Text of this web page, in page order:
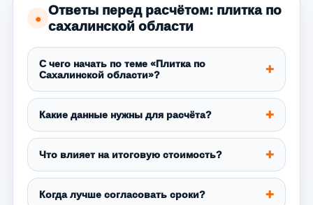
●
Ответы перед расчётом: плитка по
сахалинской области
С чего начать по теме «Плитка по
Сахалинской области»?
Какие данные нужны для расчёта?
Что влияет на итоговую стоимость?
Когда лучше согласовать сроки?